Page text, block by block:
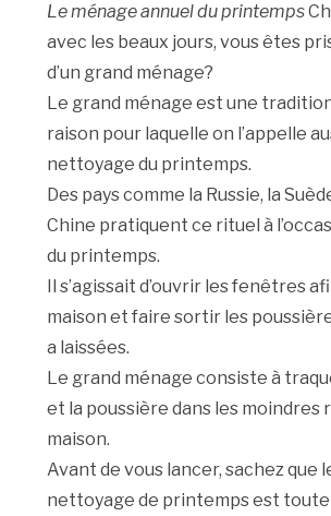
Le ménage annuel du printemps
avec les beaux jours, vous êtes
d’un grand ménage?
Le grand ménage est une
raison pour laquelle on l’appelle
nettoyage du printemps.
Des pays comme la Russie, la
Chine pratiquent ce rituel à
du printemps.
Il s’agissait d’ouvrir les fenêtres
maison et faire sortir les
a laissées.
Le grand ménage consiste à
et la poussière dans les moindres
maison.
Avant de vous lancer, sachez que
nettoyage de printemps est toute